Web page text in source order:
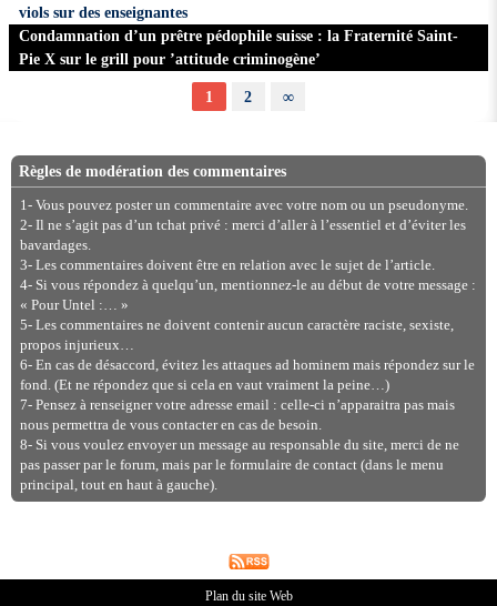
viols sur des enseignantes
Condamnation d’un prêtre pédophile suisse : la Fraternité Saint-
Pie X sur le grill pour ’attitude criminogène’
1 2 ∞
Règles de modération des commentaires
1- Vous pouvez poster un commentaire avec votre nom ou un pseudonyme.
2- Il ne s’agit pas d’un tchat privé : merci d’aller à l’essentiel et d’éviter les
bavardages.
3- Les commentaires doivent être en relation avec le sujet de l’article.
4- Si vous répondez à quelqu’un, mentionnez-le au début de votre message :
« Pour Untel :… »
5- Les commentaires ne doivent contenir aucun caractère raciste, sexiste,
propos injurieux…
6- En cas de désaccord, évitez les attaques ad hominem mais répondez sur le
fond. (Et ne répondez que si cela en vaut vraiment la peine…)
7- Pensez à renseigner votre adresse email : celle-ci n’apparaitra pas mais
nous permettra de vous contacter en cas de besoin.
8- Si vous voulez envoyer un message au responsable du site, merci de ne
pas passer par le forum, mais par le formulaire de contact (dans le menu
principal, tout en haut à gauche).
Plan du site Web